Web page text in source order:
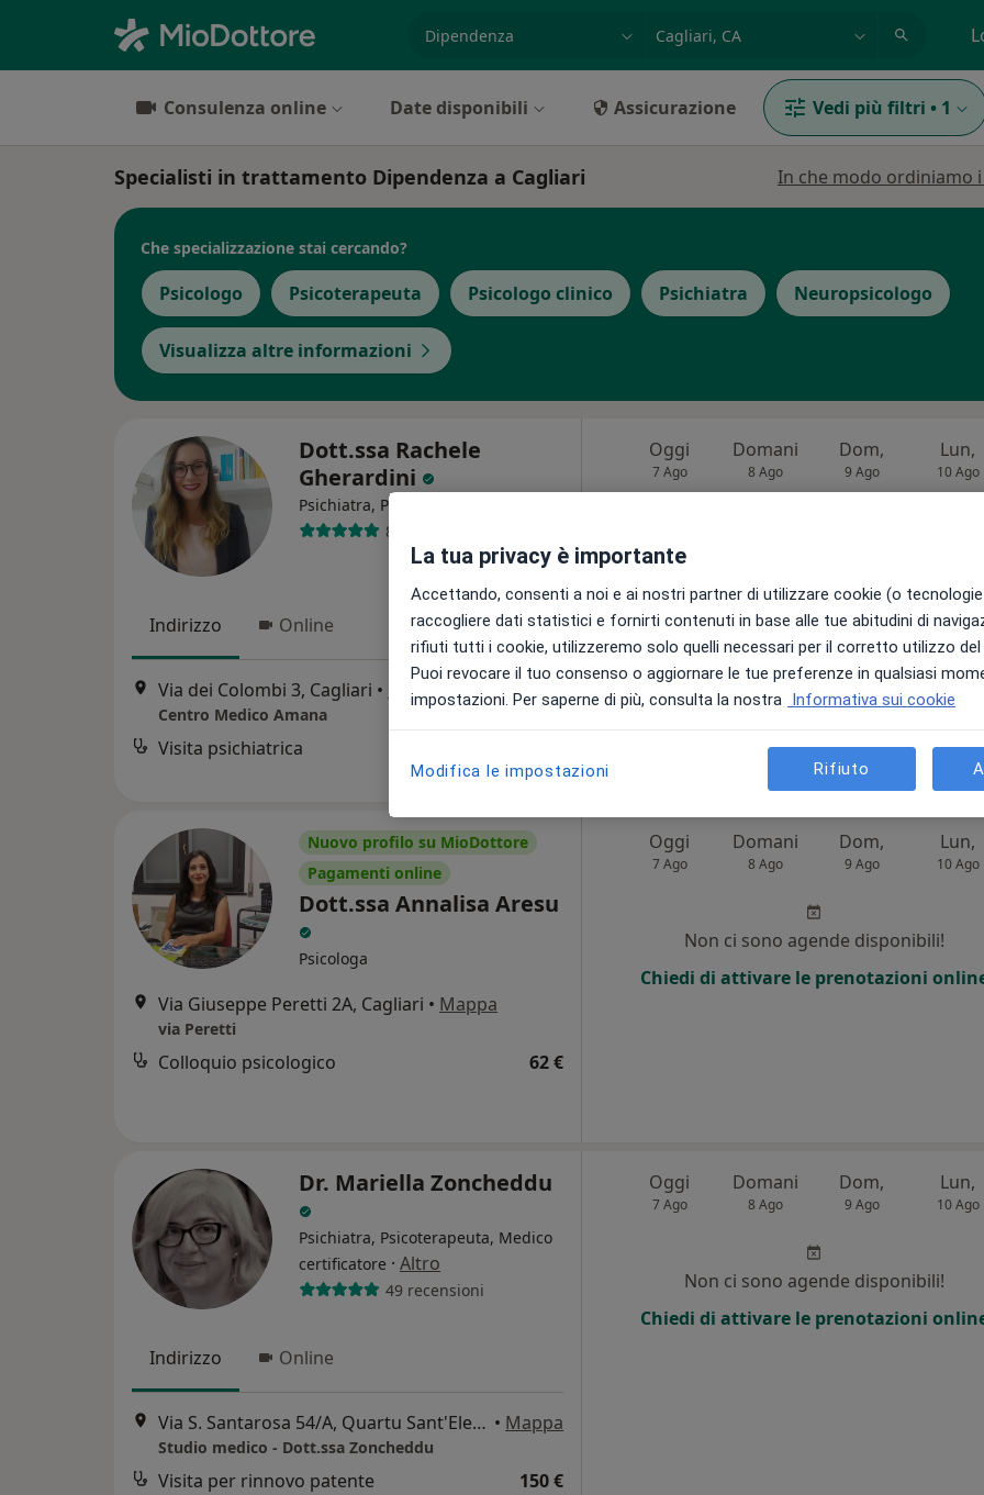
Consulenza online Date disponibili Assicurazione Vedi più filtri • 1
Specialisti in trattamento Dipendenza a Cagliari In che modo ordiniamo
Che specializzazione stai cercando?
Psicologo Psicoterapeuta Psicologo clinico Psichiatra Neuropsicologo
Visualizza altre informazioni
Dott.ssa Rachele
Gherardini
Psichiatra, Psicoterapeuta
87 recensioni
Indirizzo Online
Via dei Colombi 3, Cagliari • Mappa
Centro Medico Amana
Visita psichiatrica
Oggi
7 Ago
Domani
8 Ago
Dom,
9 Ago
Lun,
10 Ago
Non ci sono agende disponibili!
Chiedi di attivare le prenotazioni online
Nuovo profilo su MioDottore
Pagamenti online
Dott.ssa Annalisa Aresu
Psicologa
Via Giuseppe Peretti 2A, Cagliari • Mappa
via Peretti
Colloquio psicologico 62 €
Oggi
7 Ago
Domani
8 Ago
Dom,
9 Ago
Lun,
10 Ago
Non ci sono agende disponibili!
Chiedi di attivare le prenotazioni
Dr. Mariella Zoncheddu
Psichiatra, Psicoterapeuta, Medico
certificatore · Altro
49 recensioni
Indirizzo Online
Via S. Santarosa 54/A, Quartu Sant'Elena • Mappa
Studio medico - Dott.ssa Zoncheddu
Visita per rinnovo patente 150 €
Oggi
7 Ago
Domani
8 Ago
Dom,
9 Ago
Lun,
10 Ago
Non ci sono agende disponibili!
Chiedi di attivare le prenotazioni
La tua privacy è importante
Accettando, consenti a noi e ai nostri partner di utilizzare cookie (o
raccogliere dati statistici e fornirti contenuti in base alle tue abitudini di
rifiuti tutti i cookie, utilizzeremo solo quelli necessari per il corretto utilizzo
Puoi revocare il tuo consenso o aggiornare le tue preferenze in qualsiasi
impostazioni. Per saperne di più, consulta la nostra Informativa sui cookie
Modifica le impostazioni Rifiuto